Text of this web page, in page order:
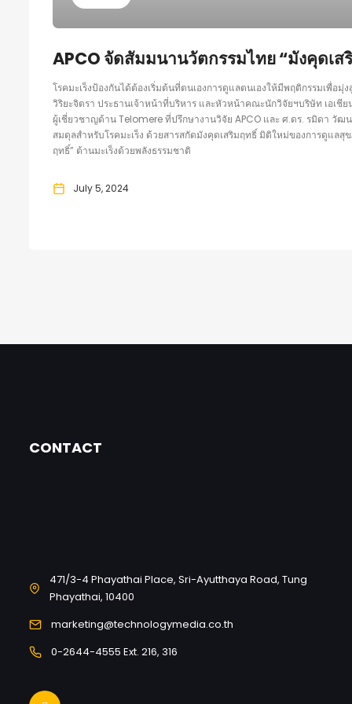
APCO จัดสัมมนานวัตกรรมไทย “มังคุดเ
โรคมะเร็งป้องกันได้ต้องเริ่มต้นที่ตนเองการดูแลตนเองให้มีพฤติกรรมเพื่อ
วิริยะจิตรา ประธานเจ้าหน้าที่บริหาร และหัวหน้าคณะนักวิจัยฯบริษัท เอเ
ผู้เชี่ยวชาญด้าน Telomere ที่ปรึกษางานวิจัย APCO และ ศ.ดร. รมิดา วั
สมดุลสำหรับโรคมะเร็ง ด้วยสารสกัดมังคุดเสริมฤทธิ์ มิติใหม่ของการดูแล
ฤทธิ์” ต้านมะเร็งด้วยพลังธรรมชาติ
July 5, 2024
CONTACT
471/3-4 Phayathai Place, Sri-Ayutthaya Road, Tung
Phayathai, 10400
marketing@technologymedia.co.th
0-2644-4555 Ext. 216, 316